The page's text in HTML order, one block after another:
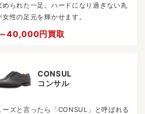
られた一足。ハードになり過ぎない丸
性の足元を輝かせます。
～40,000円買取
CONSUL
コンサル
ズと言ったら「CONSUL」と呼ばれる